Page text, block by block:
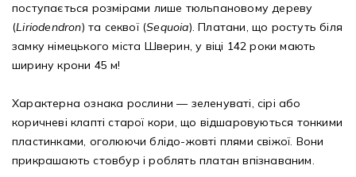
поступається розмірами лише тюльпановому дереву
(Liriodendron) та секвої (Sequoia). Платани, що ростуть біля
замку німецького міста Шверин, у віці 142 роки мають
ширину крони 45 м!
Характерна ознака рослини — зеленуваті, сірі або
коричневі клапті старої кори, що відшаровуються тонкими
пластинками, оголюючи блідо-жовті плями свіжої. Вони
прикрашають стовбур і роблять платан впізнаваним.